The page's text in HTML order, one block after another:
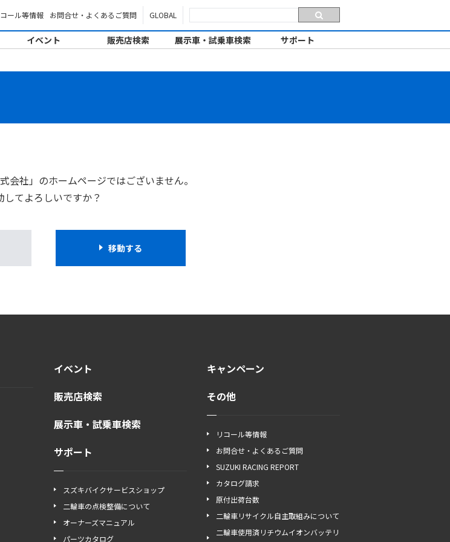
ール等情報 お問合せ・よくあるご質問 GLOBAL
イベント 販売店検索 展示車・試乗車検索 サポート
会社」のホームページではございません。
してよろしいですか？
移動する
イベント
販売店検索
展示車・試乗車検索
サポート
スズキバイクサービスショップ
二輪車の点検整備について
オーナーズマニュアル
パーツカタログ
キャンペーン
その他
リコール等情報
お問合せ・よくあるご質問
SUZUKI RACING REPORT
カタログ請求
原付出荷台数
二輪車リサイクル自主取組みについて
二輪車使用済リチウムイオンバッテリ